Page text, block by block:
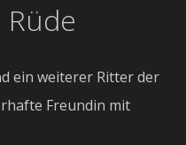
ein weiterer Ritter der
Freundin mit